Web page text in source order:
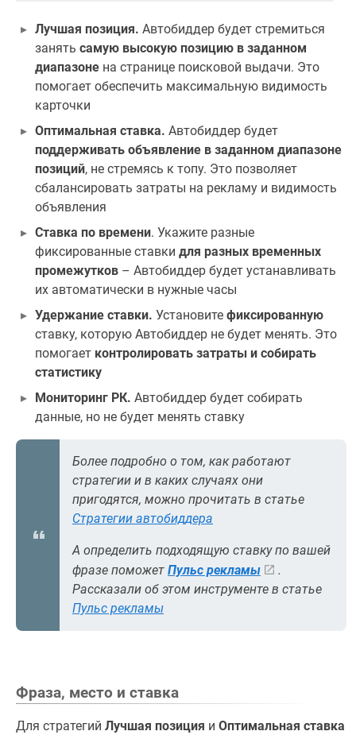
Лучшая позиция. Автобиддер будет стремиться
занять самую высокую позицию в заданном
диапазоне на странице поисковой выдачи. Это
помогает обеспечить максимальную видимость
карточки
Оптимальная ставка. Автобиддер будет
поддерживать объявление в заданном диапазоне
позиций, не стремясь к топу. Это позволяет
сбалансировать затраты на рекламу и видимость
объявления
Ставка по времени. Укажите разные
фиксированные ставки для разных временных
промежутков – Автобиддер будет устанавливать
их автоматически в нужные часы
Удержание ставки. Установите фиксированную
ставку, которую Автобиддер не будет менять. Это
помогает контролировать затраты и собирать
статистику
Мониторинг РК. Автобиддер будет собирать
данные, но не будет менять ставку
Более подробно о том, как работают
стратегии и в каких случаях они
пригодятся, можно прочитать в статье
Стратегии автобиддера
А определить подходящую ставку по вашей
фразе поможет Пульс рекламы
.
Рассказали об этом инструменте в статье
Пульс рекламы
Фраза, место и ставка
Для стратегий Лучшая позиция и Оптимальная ставка